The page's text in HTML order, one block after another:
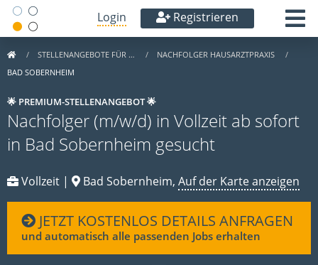
Login Registrieren
STELLENANGEBOTE FÜR …
NACHFOLGER HAUSARZTPRAXIS
BAD SOBERNHEIM
🌟 PREMIUM-STELLENANGEBOT 🌟
Nachfolger (m/w/d) in Vollzeit ab sofort
in Bad Sobernheim gesucht
Vollzeit | Bad Sobernheim, Auf der Karte anzeigen
JETZT KOSTENLOS DETAILS ANFRAGEN
und automatisch alle passenden Jobs erhalten